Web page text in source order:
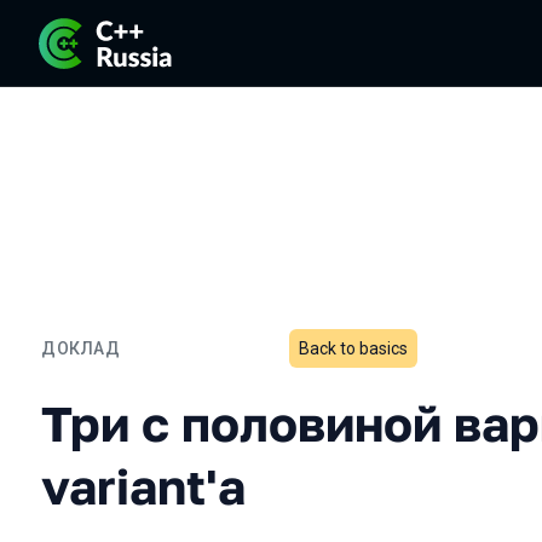
ДОКЛАД
Три с половиной
Back to basics
Три с половиной
variant'a